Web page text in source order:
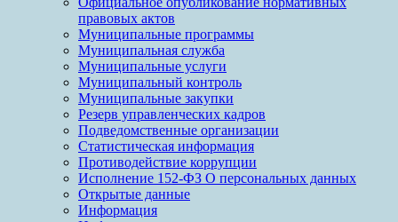
правовых актов
Муниципальные программы
Муниципальная служба
Муниципальные услуги
Муниципальный контроль
Муниципальные закупки
Резерв управленческих кадров
Подведомственные организации
Статистическая информация
Противодействие коррупции
Исполнение 152-ФЗ О персональных данных
Открытые данные
Информация